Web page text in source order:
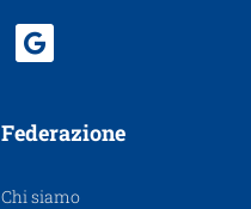
Federazione
Chi siamo